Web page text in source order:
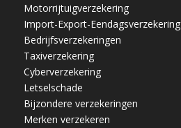
Motorrijtuigverzekering
Import-Export-Eendagsverzekering
Bedrijfsverzekeringen
Taxiverzekering
Cyberverzekering
Letselschade
Bijzondere verzekeringen
Merken verzekeren